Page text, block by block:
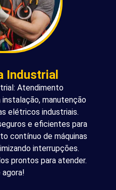
Industrial
Atendimento
manutenção
elétricos industriais.
e eficientes para
contínuo de máquinas
interrupções.
prontos para atender.
agora!